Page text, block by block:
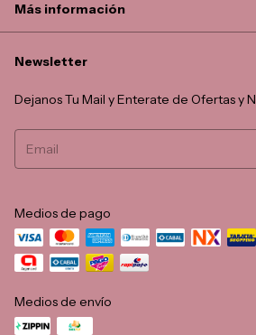
Más información
Newsletter
Dejanos Tu Mail y Enterate de Ofertas y
Medios de pago
Medios de envío